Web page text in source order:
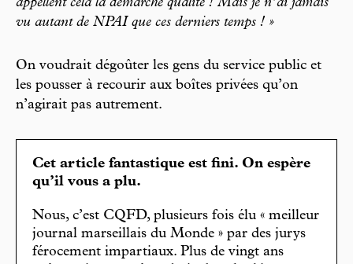
appellent cela la démarche qualité ! Mais je n’ai jamais
vu autant de NPAI que ces derniers temps ! »
On voudrait dégoûter les gens du service public et
les pousser à recourir aux boîtes privées qu’on
n’agirait pas autrement.
Cet article fantastique est fini. On espère
qu’il vous a plu.
Nous, c’est CQFD, plusieurs fois élu « meilleur
journal marseillais du Monde » par des jurys
férocement impartiaux. Plus de vingt ans